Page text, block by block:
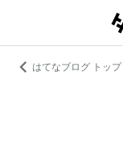
はてなブログ トップ